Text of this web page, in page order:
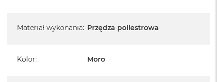
Materiał wykonania: Przędza poliestrowa
Kolor: Moro